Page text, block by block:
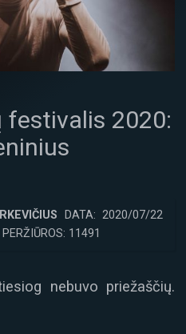
festivalis 2020:
DATA: 2020/07/22
PERŽIŪROS: 11491
nebuvo priežaščių.